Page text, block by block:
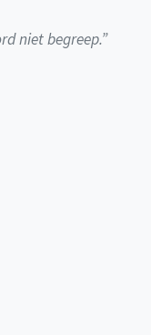
niet begreep.”